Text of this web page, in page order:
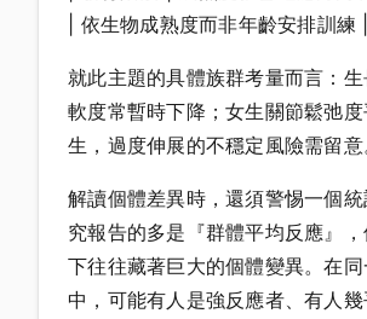
| 依生物成熟度而非年齡安排訓練 |
就此主題的具體族群考量而言：
軟度常暫時下降；女生關節鬆弛
生，過度伸展的不穩定風險需留意
解讀個體差異時，還須警惕一個
究報告的多是『群體平均反應』
下往往藏著巨大的個體變異。在同
中，可能有人是強反應者、有人幾